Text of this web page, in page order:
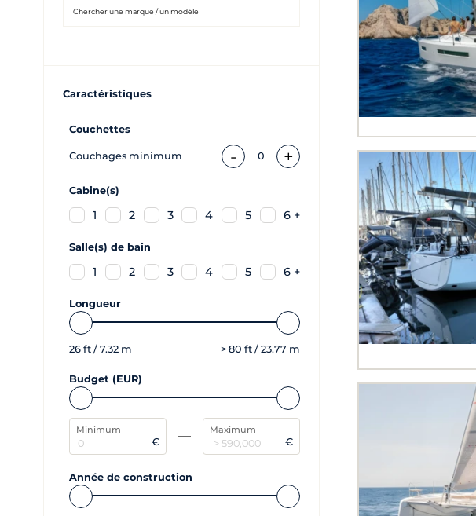
Caractéristiques
Couchettes
Couchages minimum - 0 +
Cabine(s)
1 2 3 4 5 6 +
Salle(s) de bain
1 2 3 4 5 6 +
Longueur
26 ft / 7.32 m > 80 ft / 23.77 m
Budget (EUR)
Minimum
€
Maximum
€
Année de construction